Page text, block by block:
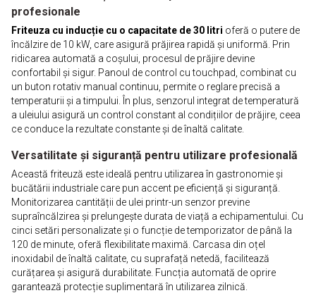
profesionale
Friteuza cu inducție cu o capacitate de 30 litri oferă o putere de
încălzire de 10 kW, care asigură prăjirea rapidă și uniformă. Prin
ridicarea automată a coșului, procesul de prăjire devine
confortabil și sigur. Panoul de control cu touchpad, combinat cu
un buton rotativ manual continuu, permite o reglare precisă a
temperaturii și a timpului. În plus, senzorul integrat de temperatură
a uleiului asigură un control constant al condițiilor de prăjire, ceea
ce conduce la rezultate constante și de înaltă calitate.
Versatilitate și siguranță pentru utilizare profesională
Această friteuză este ideală pentru utilizarea în gastronomie și
bucătării industriale care pun accent pe eficiență și siguranță.
Monitorizarea cantității de ulei printr-un senzor previne
supraîncălzirea și prelungește durata de viață a echipamentului. Cu
cinci setări personalizate și o funcție de temporizator de până la
120 de minute, oferă flexibilitate maximă. Carcasa din oțel
inoxidabil de înaltă calitate, cu suprafață netedă, facilitează
curățarea și asigură durabilitate. Funcția automată de oprire
garantează protecție suplimentară în utilizarea zilnică.